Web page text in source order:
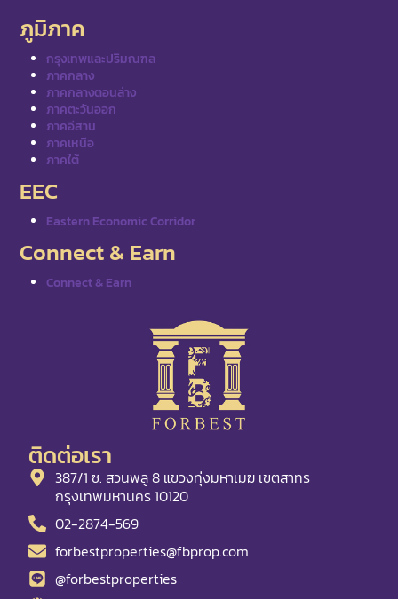
ภูมิภาค
กรุงเทพและปริมณฑล
ภาคกลาง
ภาคกลางตอนล่าง
ภาคตะวันออก
ภาคอีสาน
ภาคเหนือ
ภาคใต้
EEC
Eastern Economic Corridor
Connect & Earn
Connect & Earn
ติดต่อเรา
387/1 ซ. สวนพลู 8 แขวงทุ่งมหาเมฆ เขตสาทร
กรุงเทพมหานคร 10120
02-2874-569
forbestproperties@fbprop.com
@forbestproperties